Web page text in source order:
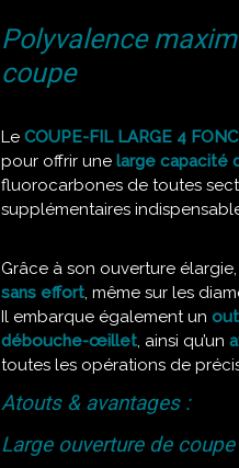
Polyvalence
coupe
Le COUPE-FIL LARGE 4
pour offrir une large capacité
fluorocarbones de toutes
supplémentaires
Grâce à son ouverture
sans effort, même sur les
Il embarque également un
débouche-œillet, ainsi qu’un
toutes les opérations de
Atouts & avantages :
Large ouverture de coupe